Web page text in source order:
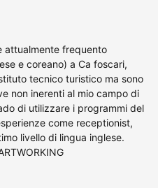
attualmente frequento
e coreano) a Ca foscari,
tecnico turistico ma sono
non inerenti al mio campo di
di utilizzare i programmi del
come receptionist,
livello di lingua inglese.